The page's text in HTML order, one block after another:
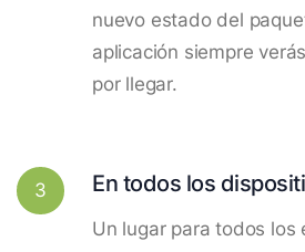
nuevo estado del
aplicación siempre
por llegar.
3 En todos los
Un lugar para todos los